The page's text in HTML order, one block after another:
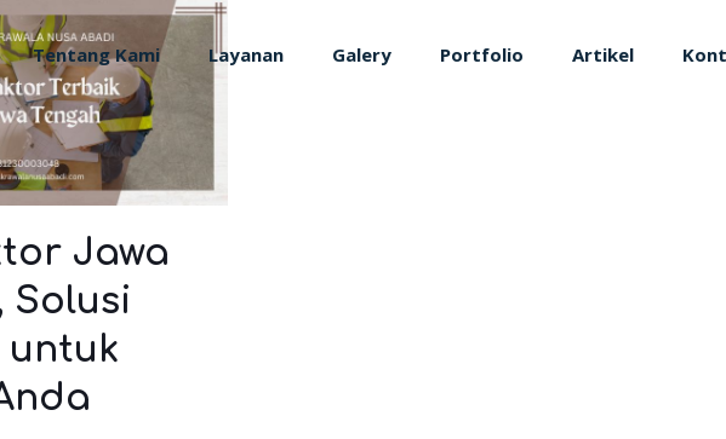
Tentang Kami Layanan Galery Portfolio Artikel
Jawa
Solusi
untuk